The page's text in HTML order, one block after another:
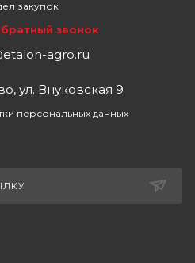
закупок
звонок
agro.ru
ул. Внуковская 9
персональных данных